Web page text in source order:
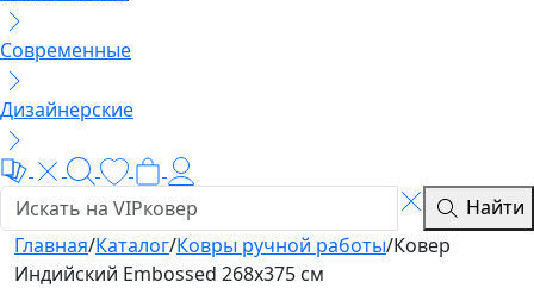
Современные
Дизайнерские
Найти
Главная/Каталог/Ковры ручной работы/Ковер
Индийский Embossed 268x375 см